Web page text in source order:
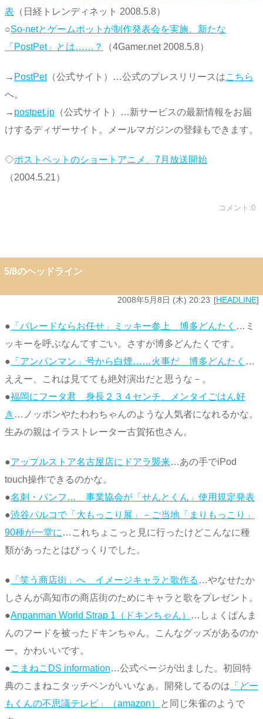
表 （日経トレンディネット 2008.5.8）
○So-netとゲームポットが制作発表会を実施。新たな
「PostPet」とは……？
（4Gamer.net 2008.5.8）
→ PostPet（公式サイト）…公式のプレスリリースはこちら
へ。
→ postpet.jp （公式サイト）…新サービスの最新情報をお届
けするディザーサイト。メールマガジンの登録もできます。
◇ポストペットのショートアニメ、7月放送開始
（2004.5.21）
コメント:0
5/8のヘッドライン
2008年5月8日 (木) 20:23 HEADLINE
● 「パレードならお任せ」ミッキー参上 博多どんたく …ミ
ッキーを呼ぶなんてすごい。さすが博多どんたくです。
● 「アンパンマン」号から白煙……火事だ 博多どんたく …
ええー、これは見てても絶対演出だと思うな－。
●福岡にフータ君 身長２３４センチ、メンタイごはん好
き …ノッポンやたわわちゃんのような人気者になれるかな。
生みの親はイラストレーター古賀拓也さん。
●アップルストア名古屋店にドアラ襲来…あの手でiPod
touch操作できるのかな。
●名刺・パンフ… 事業協会が「せんとくん」使用規定発表
●渋谷パルコで「大もっこり展」－ご当地「まりもっこり」
90種が一堂に …これちょこっと見に行ったけどこんなに種
類があったとはびっくりでした。
● 「笑う商店街」へ イメージキャラと歌作る …やなせたか
しさんが高知市の商店街のためにキャラと歌をプレゼント。
●Anpanman World Strap 1（ドキンちゃん）
…しょくぱんま
んのフードを被ったドキンちゃん。こんなグッズがあるのか
ー。かわいいです。
●こまねこDS information…公式ページが出ました。初回特
典のこまねこタッチペンがいいなぁ。開発してるのは 「どー
もくんの不思議テレビ」（amazon）
と同じ朱雀のようで